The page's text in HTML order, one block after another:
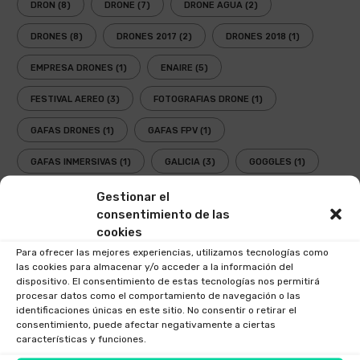
Gestionar el
consentimiento de las
cookies
Para ofrecer las mejores experiencias, utilizamos tecnologías como
las cookies para almacenar y/o acceder a la información del
dispositivo. El consentimiento de estas tecnologías nos permitirá
procesar datos como el comportamiento de navegación o las
identificaciones únicas en este sitio. No consentir o retirar el
consentimiento, puede afectar negativamente a ciertas
características y funciones.
DRON (8) DRONE (7) DRONE AGUA (2)
DRONES (8) DRONES 2017 (2) DRONES 2018 (1)
EMPRESA DRONES (1) ENAIRE (5)
FESTIVAL AEREO (3) FOTOGRAFIAS DRONE (1)
GAFAS DRONES (1) GAFAS FPV (1)
GAFAS INMERSIVAS (1) GALICIA (3) GOGGLES (1)
LEY DRONES(3)
NUEVA LEY DRONES (1) OPERADOR AESA(4)
OPERADOR DRONES(3) PLANIFICADOR ENAIRE DRONES(2)